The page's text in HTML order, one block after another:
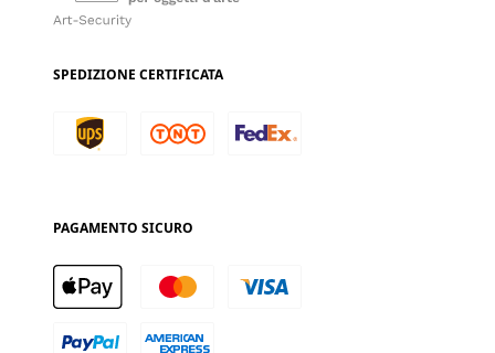
SPEDIZIONE CERTIFICATA
PAGAMENTO SICURO